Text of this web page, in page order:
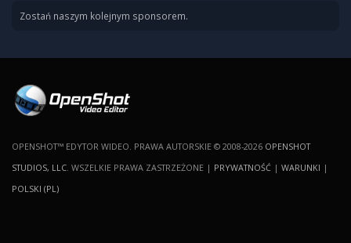
Zostań naszym kolejnym sponsorem.
OPENSHOT™ EDYTOR WIDEO. PRAWA AUTORSKIE © 2008-2026 OPENSHOT
STUDIOS, LLC . WSZELKIE PRAWA ZASTRZEŻONE | PRYWATNOŚĆ | WARUNKI |
POLSKI (PL)